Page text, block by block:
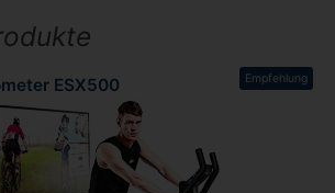
Empfehlung
ESX500